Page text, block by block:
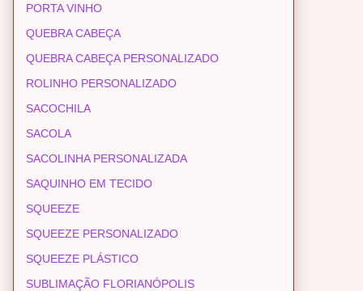
PORTA VINHO
QUEBRA CABEÇA
QUEBRA CABEÇA PERSONALIZADO
ROLINHO PERSONALIZADO
SACOCHILA
SACOLA
SACOLINHA PERSONALIZADA
SAQUINHO EM TECIDO
SQUEEZE
SQUEEZE PERSONALIZADO
SQUEEZE PLÁSTICO
SUBLIMAÇÃO FLORIANÓPOLIS